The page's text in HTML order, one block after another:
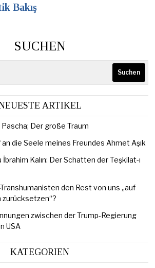
Bakış
SUCHEN
Suchen
ARTIKEL
Der große Traum
an die Seele meines Freundes Ahmet Aşık
İbrahim Kalın: Der Schatten der Teşkilat-ı
den Rest von uns „auf
zwischen der Trump-Regierung
USA
KATEGORIEN